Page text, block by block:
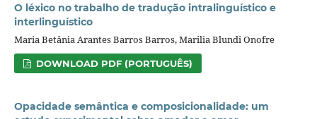
O léxico no trabalho de tradução intralinguístico e
interlinguístico
Maria Betânia Arantes Barros Barros, Marilia Blundi Onofre
DOWNLOAD PDF (PORTUGUÊS)
Opacidade semântica e composicionalidade: um